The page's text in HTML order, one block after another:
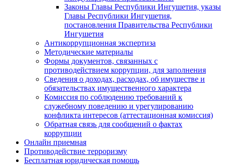
Законы Главы Республики Ингушетия, указы
Главы Республики Ингушетия,
постановления Правительства Республики
Ингушетия
Антикоррупционная экспертиза
Методические материалы
Формы документов, связанных с
противодействием коррупции, для заполнения
Сведения о доходах, расходах, об имуществе и
обязательствах имущественного характера
Комиссия по соблюдению требований к
служебному поведению и урегулированию
конфликта интересов (аттестационная комиссия)
Обратная связь для сообщений о фактах
коррупции
Онлайн приемная
Противодействие терроризму
Бесплатная юридическая помощь